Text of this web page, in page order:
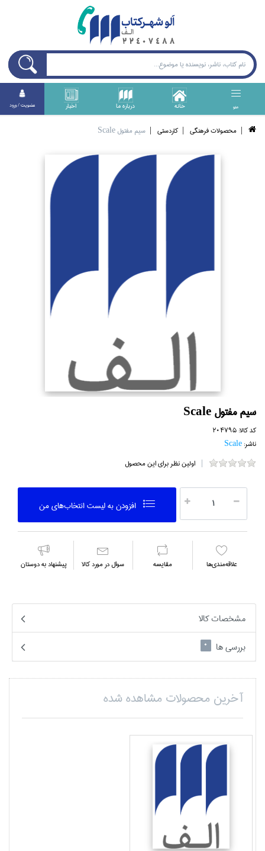
منو خانه درباره ما اخبار عضويت / ورود
محصولات فرهنگي كاردستي سيم مفتول Scale
سيم مفتول Scale
کد کالا:204795
ناشر:Scale
اولین نظر برای این محصول
افزودن به ليست انتخاب‌هاي من
علاقه‌مندي‌ها مقايسه سوال در مورد كالا پیشنهاد به دوستان
مشخصات کالا
بررسی ها
0
آخرین محصولات مشاهده شده